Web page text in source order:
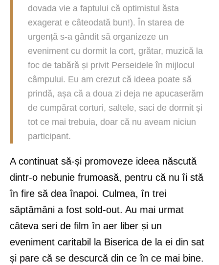
dovada vie a faptului că optimistul ăsta
exagerat e câteodată bun!). În starea de
urgență s-a gândit să organizeze un
eveniment cu dormit la cort, grătar, muzică la
foc de tabără și privit Perseidele în mijlocul
câmpului. Eu am crezut că ideea poate să
prindă, așa că a doua zi deja ne apucaserăm
de cumpărat corturi, saltele, saci de dormit și
tot ce mai trebuia, doar că nu aveam niciun
participant.
A continuat să-și promoveze ideea născută
dintr-o nebunie frumoasă, pentru că nu îi stă
în fire să dea înapoi. Culmea, în trei
săptămâni a fost sold-out. Au mai urmat
câteva seri de film în aer liber și un
eveniment caritabil la Biserica de la ei din sat
și pare că se descurcă din ce în ce mai bine.